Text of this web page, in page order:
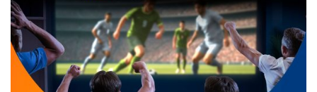
változatok
a
termékoldalon
választhatók